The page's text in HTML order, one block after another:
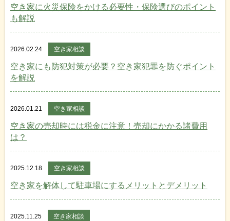
空き家に火災保険をかける必要性・保険選びのポイント
も解説
2026.02.24 空き家相談
空き家にも防犯対策が必要？空き家犯罪を防ぐポイント
を解説
2026.01.21 空き家相談
空き家の売却時には税金に注意！売却にかかる諸費用
は？
2025.12.18 空き家相談
空き家を解体して駐車場にするメリットとデメリット
2025.11.25 空き家相談